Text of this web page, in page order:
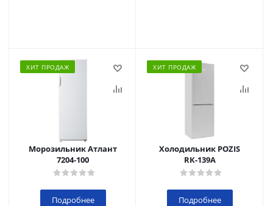
ХИТ ПРОДАЖ
Морозильник Атлант
7204-100
Подробнее
ХИТ ПРОДАЖ
Холодильник POZIS
RК-139А
Подробнее